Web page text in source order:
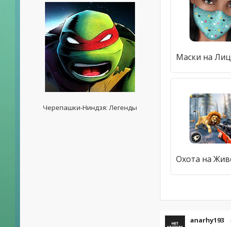
Черепашки-Ниндзя: Легенды
anarhy193